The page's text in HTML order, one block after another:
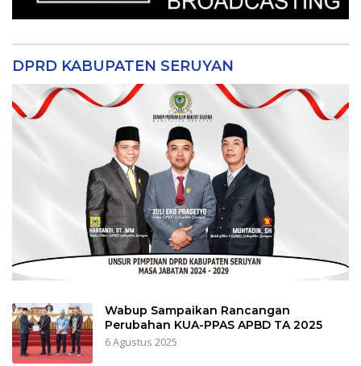
DPRD KABUPATEN SERUYAN
Wabup Sampaikan Rancangan
Perubahan KUA-PPAS APBD TA 2025
6 Agustus 2025